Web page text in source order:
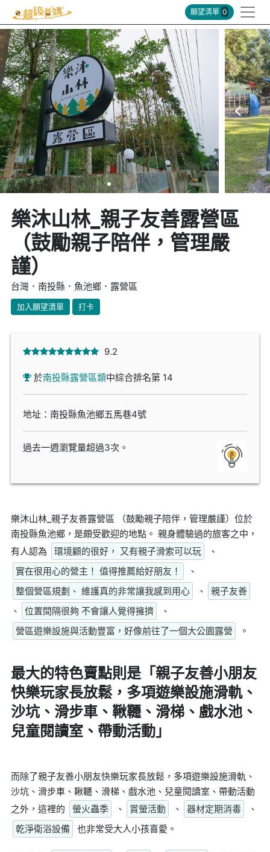
願望清單 0
樂沐山林_親子友善露營區
（鼓勵親子陪伴，管理嚴
謹）
台灣．南投縣．魚池鄉．露營區
加入願望清單 打卡
9.2
於南投縣露營區類中綜合排名第 14
地址：南投縣魚池鄉五馬巷4號
過去一週瀏覽量超過3次。
樂沐山林_親子友善露營區 （鼓勵親子陪伴，管理嚴謹）位於
南投縣魚池鄉，是頗受歡迎的地點。 親身體驗過的旅客之中，
有人認為
環境顧的很好， 又有親子滑索可以玩
、
實在很用心的營主！ 值得推薦給好朋友！
、
整個營區規劃、 維護真的非常讓我感到用心
、
親子友善
、
位置間隔很夠 不會讓人覺得擁擠
、
營區遊樂設施與活動豐富，好像前往了一個大公園露營
。
最大的特色賣點則是「親子友善小朋友
快樂玩家長放鬆，多項遊樂設施滑軌、
沙坑、滑步車、鞦韆、滑梯、戲水池、
兒童閱讀室、帶動活動」
而除了親子友善小朋友快樂玩家長放鬆，多項遊樂設施滑軌、
沙坑、滑步車、鞦韆、滑梯、戲水池、兒童閱讀室、帶動活動
之外，這裡的
螢火蟲季 、 賞螢活動 、 器材定期消毒
、
乾淨衛浴設備
也非常受大人小孩喜愛。